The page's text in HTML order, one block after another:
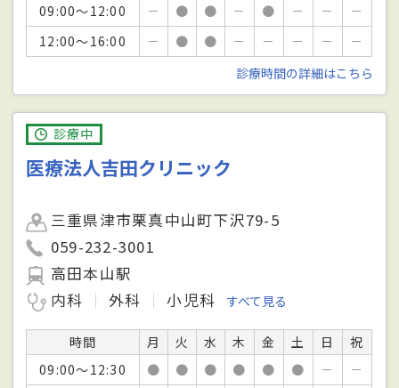
09:00～12:00
－ ● ● － ● － －
－
12:00～16:00
－ ● ● － － － －
－
診療時間の詳細はこちら
診療中
医療法人吉田クリニック
三重県津市栗真中山町下沢79-5
059-232-3001
高田本山駅
内科
外科 小児科 すべて見る
時間 月 火 水 木 金 土 日
祝
09:00～12:30
● ● ● ● ● ● －
－